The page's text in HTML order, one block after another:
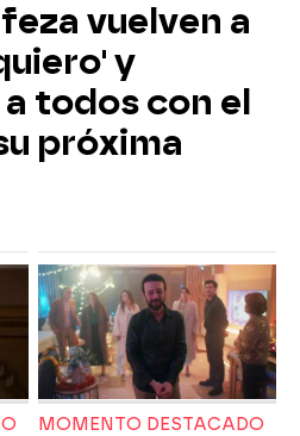
vuelven a
y
todos con el
próxima
MOMENTO DESTACADO